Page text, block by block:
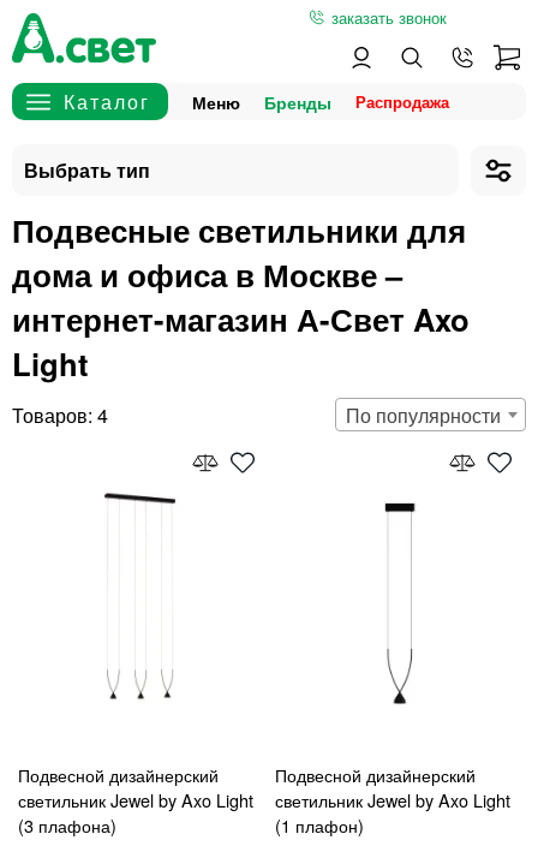
заказать звонок
Меню Бренды
Подвесные светильники для
дома и офиса в Москве –
интернет-магазин А-Свет Axo
Light
4 По популярности
Подвесной дизайнерский
светильник Jewel by Axo Light
(3 плафона)
Подвесной дизайнерский
светильник Jewel by Axo Light
(1 плафон)